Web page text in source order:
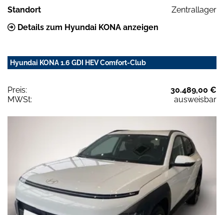
Standort
Zentrallager
Details zum Hyundai KONA anzeigen
Hyundai KONA 1.6 GDI HEV Comfort-Club
Preis:
30.489,00 €
MWSt:
ausweisbar